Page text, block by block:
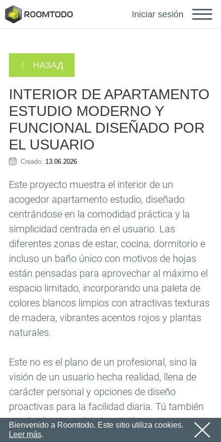
Inicie sesión para obtener
o
Correo electrónico
Contraseña
ACEPTAR
Registro Recordar contraseña
Gracias por registrarse
En breve le enviaremos un correo electrónico con un
enlace de confirmación.
Por favor, siga el enlace en el correo electrónico para
activar su cuenta
ACEPTAR
Se ha enviado un enlace de recuperación de
contraseña a su correo electrónico.
ACEPTAR
Iniciar sesión
НАЗАД
INTERIOR DE APARTAMENTO
ESTUDIO MODERNO Y
FUNCIONAL DISEÑADO POR
EL USUARIO
Creado: 13.06.2026
Este proyecto muestra el interior de un
acogedor apartamento estudio, diseñado
centrándose en la comodidad práctica y la
simplicidad centrada en el usuario. Las
diferentes zonas de estar, cocina, dormitorio e
incluso un baño único con motivos de hojas
están pensadas para aprovechar al máximo el
espacio limitado, incorporando una paleta de
colores blancos limpios con atractivas texturas
de madera, vibrantes acentos rojos y plantas
naturales.
Este no es el plano de un profesional, sino la
visión de un usuario hecha realidad, llena de
carácter personal y opciones de diseño
proactivas para la facilidad diaria. Tú también
puedes hacer realidad tu visión y empezar a
planificar tu espacio perfecto con esta
Bienvenido a Roomtodo. Este sitio utiliza cookies.
Leer más.